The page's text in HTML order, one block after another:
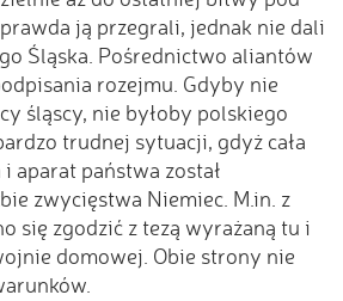
ją przegrali, jednak nie dali
Śląska. Pośrednictwo aliantów
rozejmu. Gdyby nie
śląscy, nie byłoby polskiego
trudnej sytuacji, gdyż cała
aparat państwa został
zwycięstwa Niemiec. M.in. z
się zgodzić z tezą wyrażaną tu i
domowej. Obie strony nie